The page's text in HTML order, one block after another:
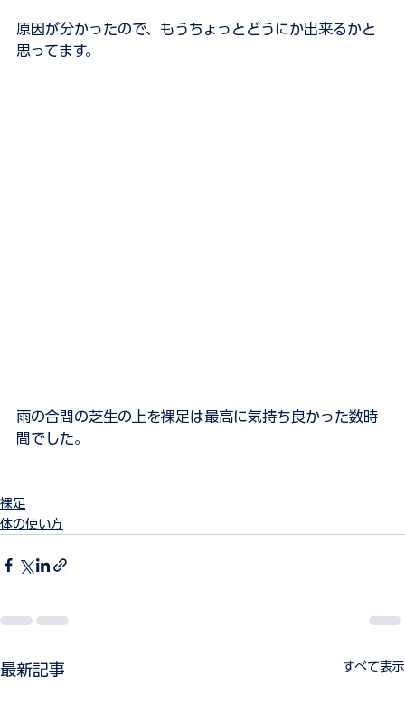
原因が分かったので、もうちょっとどうにか出来るかと
思ってます。
雨の合間の芝生の上を裸足は最高に気持ち良かった数時
間でした。
裸足
体の使い方
最新記事 すべて表示